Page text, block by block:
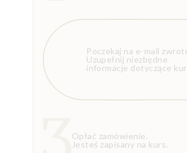
Poczekaj na e-mail
Uzupełnij niezbędne
informacje dotyczące
Opłać zamówienie.
Jesteś zapisany na kurs.